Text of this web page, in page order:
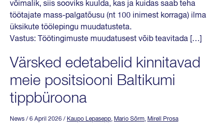
võimalik, siis sooviks kuulda, kas ja kuidas saab teha
töötajate mass-palgatõusu (nt 100 inimest korraga) ilma
üksikute töölepingu muudatusteta.
Vastus: Töötingimuste muudatusest võib teavitada […]
Värsked edetabelid kinnitavad
meie positsiooni Baltikumi
tippbüroona
News / 6 April 2026 / Kaupo Lepasepp, Mario Sõrm, Mirell Prosa